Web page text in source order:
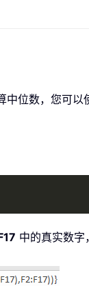
位数，您可以
中的真实数字